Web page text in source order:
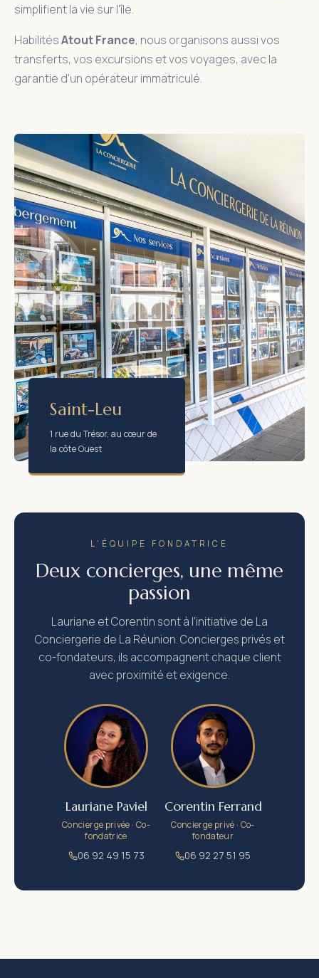
simplifient la vie sur l'île.
HabilitésAtout France, nous organisons aussi vos
transferts, vos excursions et vos voyages, avec la
garantie d'un opérateur immatriculé.
Saint-Leu
1 rue du Trésor, au cœur de
la côte Ouest
L'ÉQUIPE FONDATRICE
Deux concierges, une même
passion
Lauriane et Corentin sont à l'initiative de La
Conciergerie de La Réunion. Concierges privés et
co-fondateurs, ils accompagnent chaque client
avec proximité et exigence.
Lauriane Paviel
Concierge privée · Co-
fondatrice
06 92 49 15 73
Corentin Ferrand
Concierge privé · Co-
fondateur
06 92 27 51 95